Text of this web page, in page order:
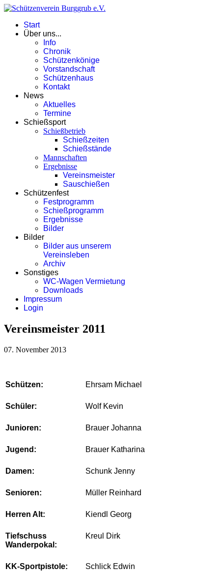
Start
Über uns...
Info
Chronik
Schützenkönige
Vorstandschaft
Schützenhaus
Kontakt
News
Aktuelles
Termine
Schießsport
Schießbetrieb
Schießzeiten
Schießstände
Mannschaften
Ergebnisse
Vereinsmeister
Sauschießen
Schützenfest
Festprogramm
Schießprogramm
Ergebnisse
Bilder
Bilder
Bilder aus unserem
Vereinsleben
Archiv
Sonstiges
WC-Wagen Vermietung
Downloads
Impressum
Login
Vereinsmeister 2011
07. November 2013
Schützen: Ehrsam Michael
Schüler: Wolf Kevin
Junioren: Brauer Johanna
Jugend: Brauer Katharina
Damen: Schunk Jenny
Senioren: Müller Reinhard
Herren Alt: Kiendl Georg
Tiefschuss
Wanderpokal:
Kreul Dirk
KK-Sportpistole: Schlick Edwin